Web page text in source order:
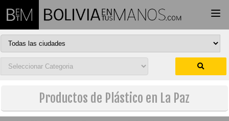
Productos de Plástico en La Paz